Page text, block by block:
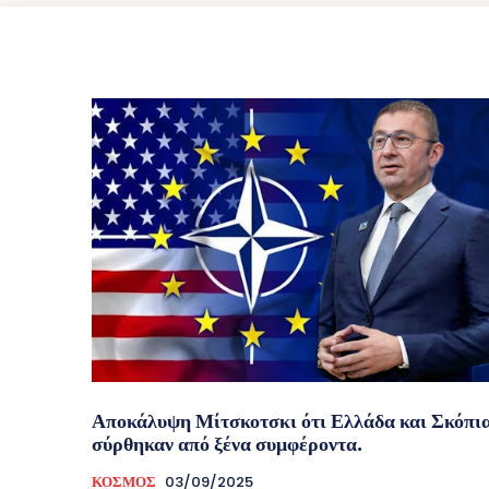
Αποκάλυψη Μίτσκοτσκι ότι Ελλάδα και
σύρθηκαν από ξένα συμφέροντα.
ΚΟΣΜΟΣ 03/09/2025